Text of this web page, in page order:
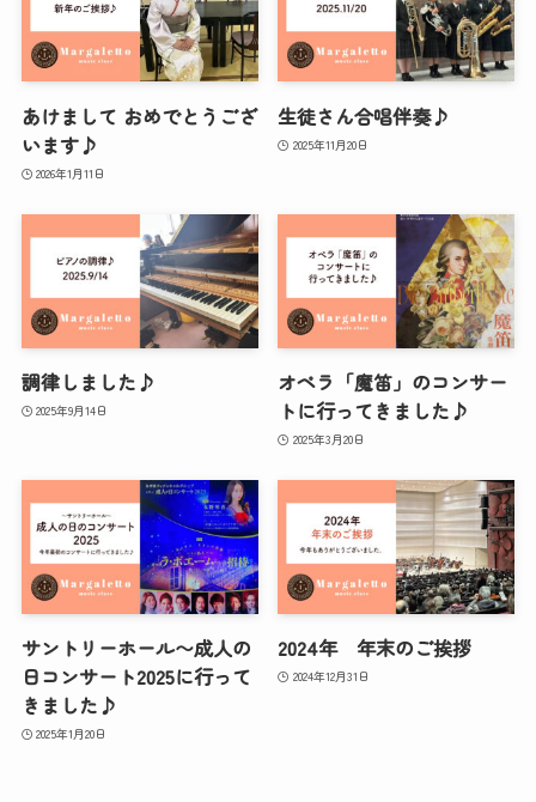
あけまして おめでとうござ
います♪
2026年1月11日
生徒さん合唱伴奏♪
2025年11月20日
調律しました♪
2025年9月14日
オペラ「魔笛」のコンサー
トに行ってきました♪
2025年3月20日
サントリーホール〜成人の
日コンサート2025に行って
きました♪
2025年1月20日
2024年 年末のご挨拶
2024年12月31日